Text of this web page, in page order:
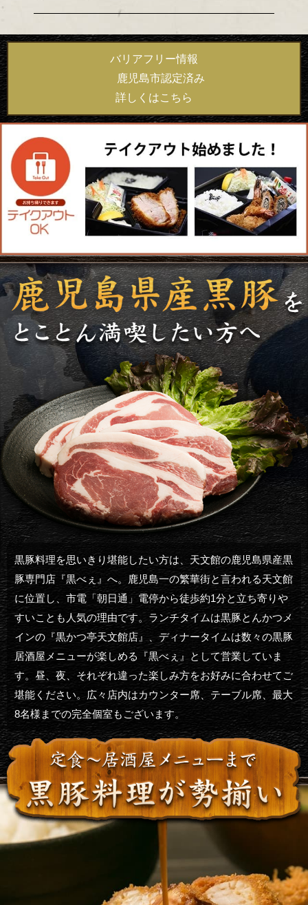
バリアフリー情報
鹿児島市認定済み
詳しくはこちら
黒豚料理を思いきり堪能したい方は、天文館の鹿児島県産黒
豚専門店『黒べぇ』へ。鹿児島一の繁華街と言われる天文館
に位置し、市電「朝日通」電停から徒歩約1分と立ち寄りや
すいことも人気の理由です。ランチタイムは黒豚とんかつメ
インの『黒かつ亭天文館店』、ディナータイムは数々の黒豚
居酒屋メニューが楽しめる『黒べぇ』として営業していま
す。昼、夜、それぞれ違った楽しみ方をお好みに合わせてご
堪能ください。広々店内はカウンター席、テーブル席、最大
8名様までの完全個室もございます。